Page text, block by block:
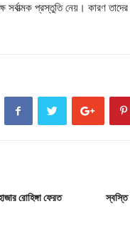
প্রস্তুতি নেয়। কারণ
রোহিঙ্গা ফেরত
স্বস্তি